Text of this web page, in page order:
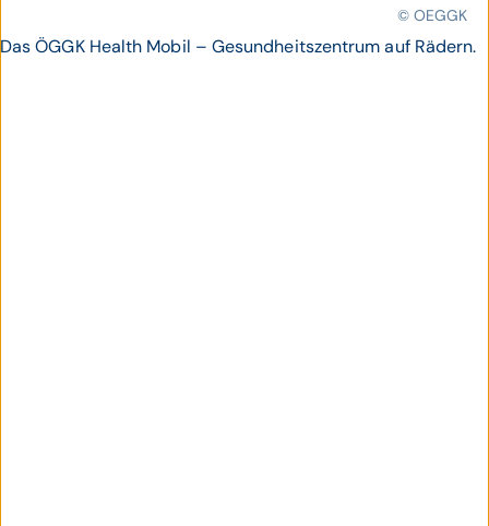
© OEGGK
Das ÖGGK Health Mobil – Gesundheitszentrum auf Rädern.